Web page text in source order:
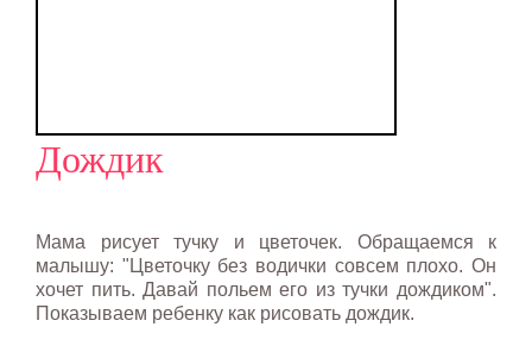
Дождик
Мама рисует тучку и цветочек. Обращаемся к
малышу: "Цветочку без водички совсем плохо. Он
хочет пить. Давай польем его из тучки дождиком".
Показываем ребенку как рисовать дождик.